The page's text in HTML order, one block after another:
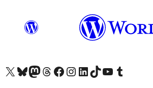
Visit our X (formerly Twitter) account
Visit our Bluesky account
Visit our Mastodon account
Visit our Threads account
Visit our Facebook page
Visit our Instagram account
Visit our LinkedIn account
Visit our TikTok account
Visit our YouTube channel
Visit our Tumblr account